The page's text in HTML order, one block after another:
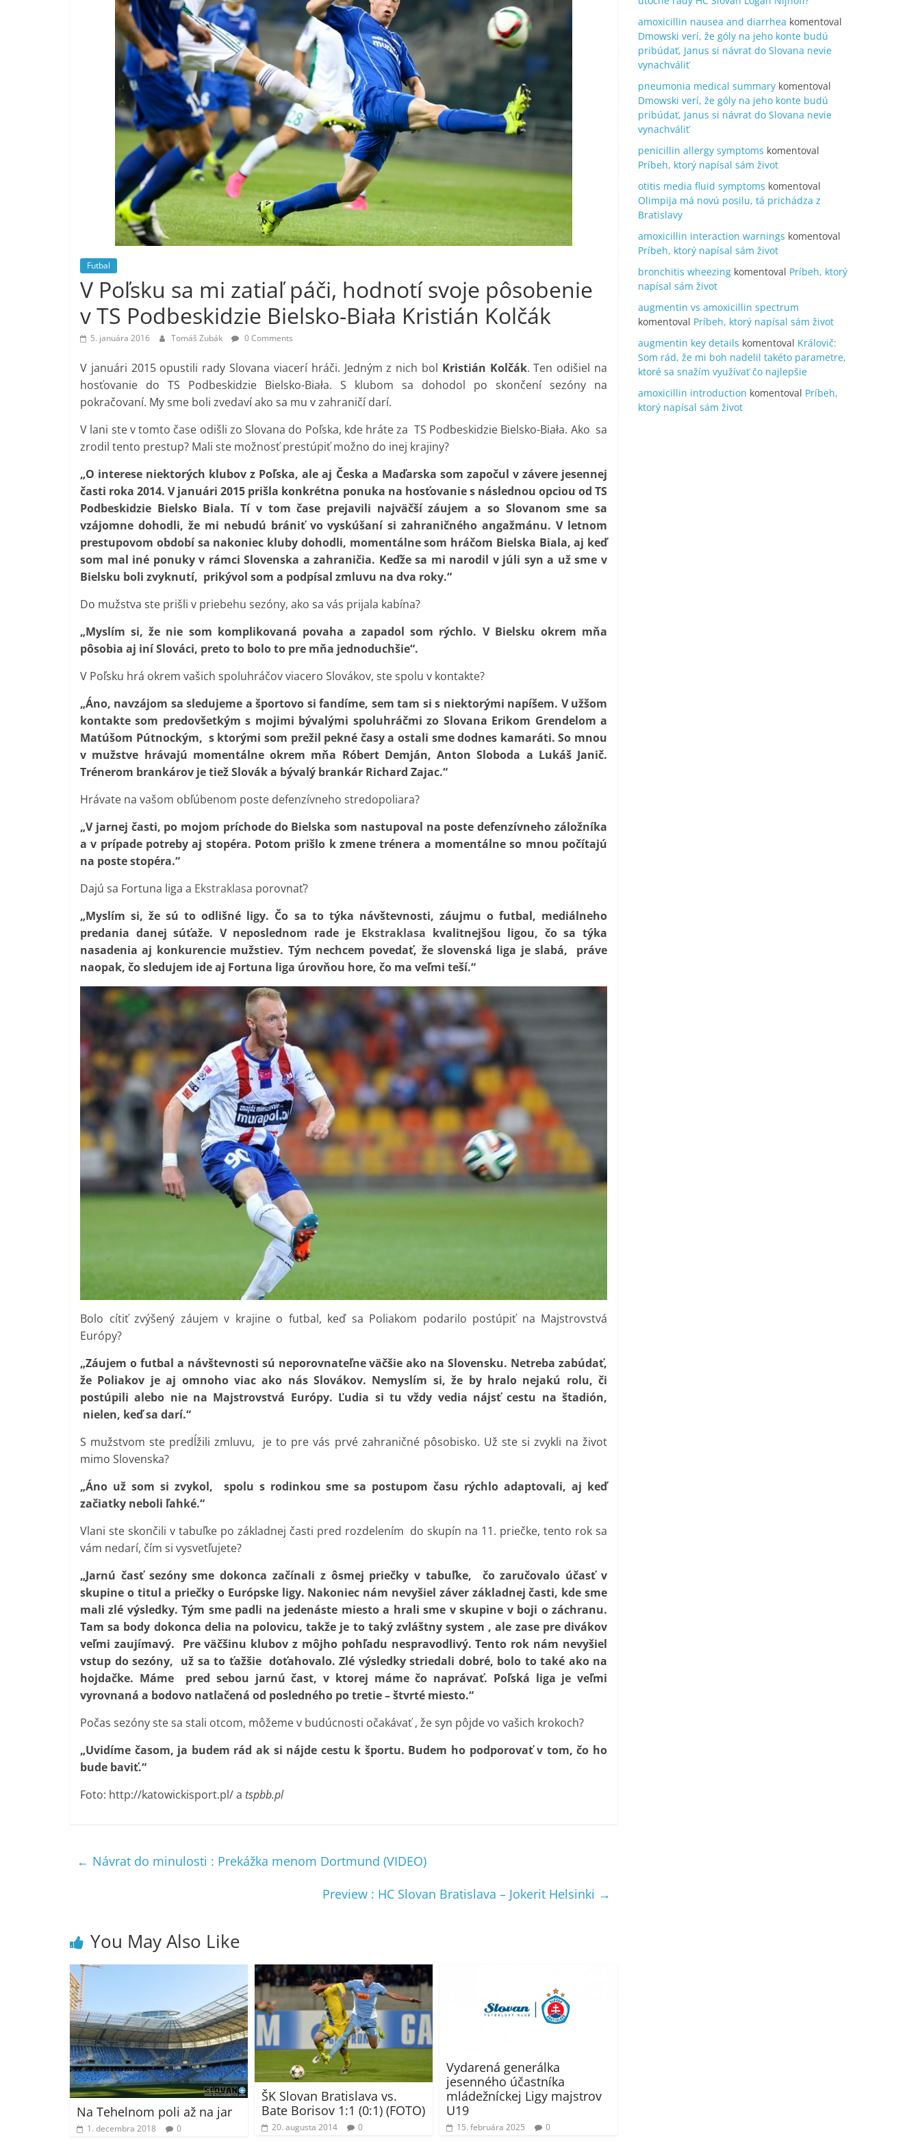
Futbal
V Poľsku sa mi zatiaľ páči, hodnotí svoje pôsobenie
v TS Podbeskidzie Bielsko-Biała Kristián Kolčák
5. januára 2016 Tomáš Zubák 0 Comments
V januári 2015 opustili rady Slovana viacerí hráči. Jedným z nich bol Kristián Kolčák. Ten odišiel na
hosťovanie do TS Podbeskidzie Bielsko-Biała. S klubom sa dohodol po skončení sezóny na
pokračovaní. My sme boli zvedaví ako sa mu v zahraničí darí.
V lani ste v tomto čase odišli zo Slovana do Poľska, kde hráte za TS Podbeskidzie Bielsko-Biała. Ako sa
zrodil tento prestup? Mali ste možnosť prestúpiť možno do inej krajiny?
„O interese niektorých klubov z Poľska, ale aj Česka a Maďarska som započul v závere jesennej
časti roka 2014. V januári 2015 prišla konkrétna ponuka na hosťovanie s následnou opciou od TS
Podbeskidzie Bielsko Biala. Tí v tom čase prejavili najväčší záujem a so Slovanom sme sa
vzájomne dohodli, že mi nebudú brániť vo vyskúšaní si zahraničného angažmánu. V letnom
prestupovom období sa nakoniec kluby dohodli, momentálne som hráčom Bielska Biala, aj keď
som mal iné ponuky v rámci Slovenska a zahraničia. Keďže sa mi narodil v júli syn a už sme v
Bielsku boli zvyknutí, prikývol som a podpísal zmluvu na dva roky.“
Do mužstva ste prišli v priebehu sezóny, ako sa vás prijala kabína?
„Myslím si, že nie som komplikovaná povaha a zapadol som rýchlo. V Bielsku okrem mňa
pôsobia aj iní Slováci, preto to bolo to pre mňa jednoduchšie“.
V Poľsku hrá okrem vašich spoluhráčov viacero Slovákov, ste spolu v kontakte?
„Áno, navzájom sa sledujeme a športovo si fandíme, sem tam si s niektorými napíšem. V užšom
kontakte som predovšetkým s mojimi bývalými spoluhráčmi zo Slovana Erikom Grendelom a
Matúšom Pútnockým, s ktorými som prežil pekné časy a ostali sme dodnes kamaráti. So mnou
v mužstve hrávajú momentálne okrem mňa Róbert Demján, Anton Sloboda a Lukáš Janič.
Trénerom brankárov je tiež Slovák a bývalý brankár Richard Zajac.“
Hrávate na vašom obľúbenom poste defenzívneho stredopoliara?
„V jarnej časti, po mojom príchode do Bielska som nastupoval na poste defenzívneho záložníka
a v prípade potreby aj stopéra. Potom prišlo k zmene trénera a momentálne so mnou počítajú
na poste stopéra.“
Dajú sa Fortuna liga a Ekstraklasa porovnať?
„Myslím si, že sú to odlišné ligy. Čo sa to týka návštevnosti, záujmu o futbal, mediálneho
predania danej súťaže. V neposlednom rade je Ekstraklasa kvalitnejšou ligou, čo sa týka
nasadenia aj konkurencie mužstiev. Tým nechcem povedať, že slovenská liga je slabá, práve
naopak, čo sledujem ide aj Fortuna liga úrovňou hore, čo ma veľmi teší.“
Bolo cítiť zvýšený záujem v krajine o futbal, keď sa Poliakom podarilo postúpiť na Majstrovstvá
Európy?
„Záujem o futbal a návštevnosti sú neporovnateľne väčšie ako na Slovensku. Netreba zabúdať,
že Poliakov je aj omnoho viac ako nás Slovákov. Nemyslím si, že by hralo nejakú rolu, či
postúpili alebo nie na Majstrovstvá Európy. Ľudia si tu vždy vedia nájsť cestu na štadión,
nielen, keď sa darí.“
S mužstvom ste predĺžili zmluvu, je to pre vás prvé zahraničné pôsobisko. Už ste si zvykli na život
mimo Slovenska?
„Áno už som si zvykol, spolu s rodinkou sme sa postupom času rýchlo adaptovali, aj keď
začiatky neboli ľahké.“
Vlani ste skončili v tabuľke po základnej časti pred rozdelením do skupín na 11. priečke, tento rok sa
vám nedarí, čím si vysvetľujete?
„Jarnú časť sezóny sme dokonca začínali z ôsmej priečky v tabuľke, čo zaručovalo účasť v
skupine o titul a priečky o Európske ligy. Nakoniec nám nevyšiel záver základnej časti, kde sme
mali zlé výsledky. Tým sme padli na jedenáste miesto a hrali sme v skupine v boji o záchranu.
Tam sa body dokonca delia na polovicu, takže je to taký zvláštny system , ale zase pre divákov
veľmi zaujímavý. Pre väčšinu klubov z môjho pohľadu nespravodlivý. Tento rok nám nevyšiel
vstup do sezóny, už sa to ťažšie doťahovalo. Zlé výsledky striedali dobré, bolo to také ako na
hojdačke. Máme pred sebou jarnú čast, v ktorej máme čo naprávať. Poľská liga je veľmi
vyrovnaná a bodovo natlačená od posledného po tretie – štvrté miesto.“
Počas sezóny ste sa stali otcom, môžeme v budúcnosti očakávať , že syn pôjde vo vašich krokoch?
„Uvidíme časom, ja budem rád ak si nájde cestu k športu. Budem ho podporovať v tom, čo ho
bude baviť.“
Foto: http://katowickisport.pl/ a tspbb.pl
← Návrat do minulosti : Prekážka menom Dortmund (VIDEO)
Preview : HC Slovan Bratislava – Jokerit Helsinki →
You May Also Like
Na Tehelnom poli až na jar
1. decembra 2018 0
ŠK Slovan Bratislava vs.
Bate Borisov 1:1 (0:1) (FOTO)
20. augusta 2014 0
Vydarená generálka
jesenného účastníka
mládežníckej Ligy majstrov
U19
15. februára 2025 0
amoxicillin nausea and diarrhea komentoval
Dmowski verí, že góly na jeho konte budú
pribúdať, Janus si návrat do Slovana nevie
vynachváliť
pneumonia medical summary komentoval
Dmowski verí, že góly na jeho konte budú
pribúdať, Janus si návrat do Slovana nevie
vynachváliť
penicillin allergy symptoms komentoval
Príbeh, ktorý napísal sám život
otitis media fluid symptoms komentoval
Olimpija má novú posilu, tá prichádza z
Bratislavy
amoxicillin interaction warnings komentoval
Príbeh, ktorý napísal sám život
bronchitis wheezing komentoval Príbeh, ktorý
napísal sám život
augmentin vs amoxicillin spectrum
komentoval Príbeh, ktorý napísal sám život
augmentin key details komentoval Královič:
Som rád, že mi boh nadelil takéto parametre,
ktoré sa snažím využívať čo najlepšie
amoxicillin introduction komentoval Príbeh,
ktorý napísal sám život